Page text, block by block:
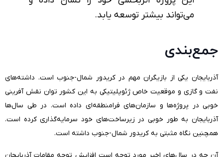
می‌تواند بیشتر توسعه یابد.
جمع‌بندی
آذربایجان یکی از بازیگران مهم در کریدور شمال-جنوب است. داشته‌های
نفت و گازی و موقعیت خاص ژئوپلیتیکی به این کشور توان نقش آفرینی
خوبی در پروژه‌ها و سازمان‌های فرامنطقه‌ای داده است. در طی سال‌ها
آذربایجان به طور خوبی در زیرساخت‌های خود سرمایه‌گذاری کرده است.
همچنین نگاه مثبتی به کریدور شمال-جنوب داشته است.